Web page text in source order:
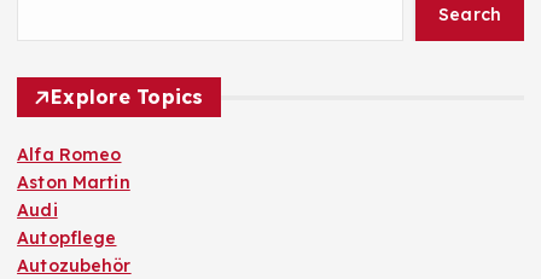
Search
Explore Topics
Alfa Romeo
Aston Martin
Audi
Autopflege
Autozubehör